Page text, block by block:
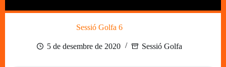
Sessió Golfa 6
5 de desembre de 2020 Sessió Golfa